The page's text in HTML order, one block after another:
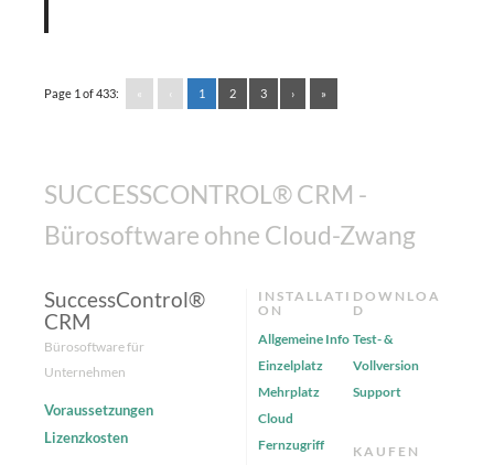
Page 1 of 433: « ‹ 1 2 3 › »
SUCCESSCONTROL® CRM -
Bürosoftware ohne Cloud-Zwang
SuccessControl®
CRM
Bürosoftware für
Unternehmen
Voraussetzungen
Lizenzkosten
INSTALLATI
ON
Allgemeine Info
Einzelplatz
Mehrplatz
Cloud
Fernzugriff
DOWNLOA
D
Test- &
Vollversion
Support
KAUFEN